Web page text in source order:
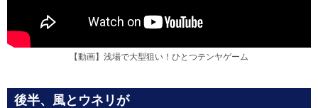
【動画】浅場で大型狙い！ひとつテンヤゲーム
後半、風とウネリが